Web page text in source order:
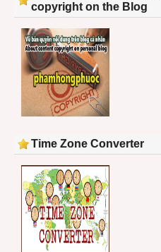
copyright on the Blog
Time Zone Converter